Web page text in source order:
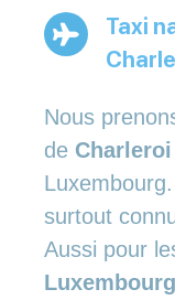
Taxi
Nous
de
surtout
Aussi pour